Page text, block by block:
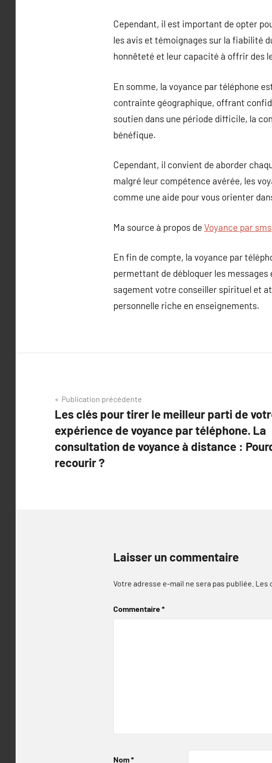
Cependant, il est important de opter
les avis et témoignages sur la fiabilité
honnêteté et leur capacité à offrir des
En somme, la voyance par téléphone
contrainte géographique, offrant
soutien dans une période difficile, la
bénéfique.
Cependant, il convient de aborder
malgré leur compétence avérée, les
comme une aide pour vous orienter
Ma source à propos de Voyance par sms
En fin de compte, la voyance par
permettant de débloquer les
sagement votre conseiller spirituel et
personnelle riche en enseignements.
Navigation
de
l’article
Publication précédente
Les clés pour tirer le meilleur parti de
expérience de voyance par téléphone. La
consultation de voyance à distance :
recourir ?
Laisser un commentaire
Votre adresse e-mail ne sera pas publiée. Les
Commentaire*
Nom*